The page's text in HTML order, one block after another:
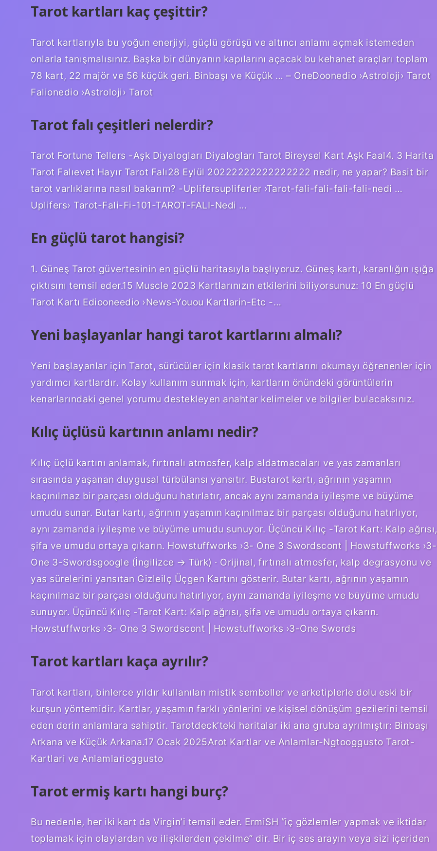
Tarot kartları kaç çeşittir?
Tarot kartlarıyla bu yoğun enerjiyi, güçlü görüşü ve altıncı anlamı açmak istemeden
onlarla tanışmalısınız. Başka bir dünyanın kapılarını açacak bu kehanet araçları toplam
78 kart, 22 majör ve 56 küçük geri. Binbaşı ve Küçük … – OneDoonedio ›Astroloji› Tarot
Falionedio ›Astroloji› Tarot
Tarot falı çeşitleri nelerdir?
Tarot Fortune Tellers -Aşk Diyalogları Diyalogları Tarot Bireysel Kart Aşk Faal4. 3 Harita
Tarot Falıevet Hayır Tarot Falı28 Eylül 20222222222222222 nedir, ne yapar? Basit bir
tarot varlıklarına nasıl bakarım? -Uplifersupliferler ›Tarot-fali-fali-fali-fali-nedi …
Uplifers› Tarot-Fali-Fi-101-TAROT-FALI-Nedi …
En güçlü tarot hangisi?
1. Güneş Tarot güvertesinin en güçlü haritasıyla başlıyoruz. Güneş kartı, karanlığın ışığa
çıktısını temsil eder.15 Muscle 2023 Kartlarınızın etkilerini biliyorsunuz: 10 En güçlü
Tarot Kartı Ediooneedio ›News-Youou Kartlarin-Etc -…
Yeni başlayanlar hangi tarot kartlarını almalı?
Yeni başlayanlar için Tarot, sürücüler için klasik tarot kartlarını okumayı öğrenenler için
yardımcı kartlardır. Kolay kullanım sunmak için, kartların önündeki görüntülerin
kenarlarındaki genel yorumu destekleyen anahtar kelimeler ve bilgiler bulacaksınız.
Kılıç üçlüsü kartının anlamı nedir?
Kılıç üçlü kartını anlamak, fırtınalı atmosfer, kalp aldatmacaları ve yas zamanları
sırasında yaşanan duygusal türbülansı yansıtır. Bustarot kartı, ağrının yaşamın
kaçınılmaz bir parçası olduğunu hatırlatır, ancak aynı zamanda iyileşme ve büyüme
umudu sunar. Butar kartı, ağrının yaşamın kaçınılmaz bir parçası olduğunu hatırlıyor,
aynı zamanda iyileşme ve büyüme umudu sunuyor. Üçüncü Kılıç -Tarot Kart: Kalp ağrısı,
şifa ve umudu ortaya çıkarın. Howstuffworks ›3- One 3 Swordscont | Howstuffworks ›3-
One 3-Swordsgoogle (İngilizce → Türk) · Orijinal, fırtınalı atmosfer, kalp degrasyonu ve
yas sürelerini yansıtan Gizleilç Üçgen Kartını gösterir. Butar kartı, ağrının yaşamın
kaçınılmaz bir parçası olduğunu hatırlıyor, aynı zamanda iyileşme ve büyüme umudu
sunuyor. Üçüncü Kılıç -Tarot Kart: Kalp ağrısı, şifa ve umudu ortaya çıkarın.
Howstuffworks ›3- One 3 Swordscont | Howstuffworks ›3-One Swords
Tarot kartları kaça ayrılır?
Tarot kartları, binlerce yıldır kullanılan mistik semboller ve arketiplerle dolu eski bir
kurşun yöntemidir. Kartlar, yaşamın farklı yönlerini ve kişisel dönüşüm gezilerini temsil
eden derin anlamlara sahiptir. Tarotdeck’teki haritalar iki ana gruba ayrılmıştır: Binbaşı
Arkana ve Küçük Arkana.17 Ocak 2025Arot Kartlar ve Anlamlar-Ngtooggusto Tarot-
Kartlari ve Anlamlarioggusto
Tarot ermiş kartı hangi burç?
Bu nedenle, her iki kart da Virgin’i temsil eder. ErmiSH “iç gözlemler yapmak ve iktidar
toplamak için olaylardan ve ilişkilerden çekilme” dir. Bir iç ses arayın veya sizi içeriden